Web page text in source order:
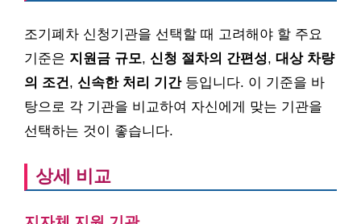
조기폐차 신청기관을 선택할 때 고려해야 할 주요
기준은 지원금 규모, 신청 절차의 간편성, 대상 차량
의 조건, 신속한 처리 기간등입니다. 이 기준을 바
탕으로 각 기관을 비교하여 자신에게 맞는 기관을
선택하는 것이 좋습니다.
상세 비교